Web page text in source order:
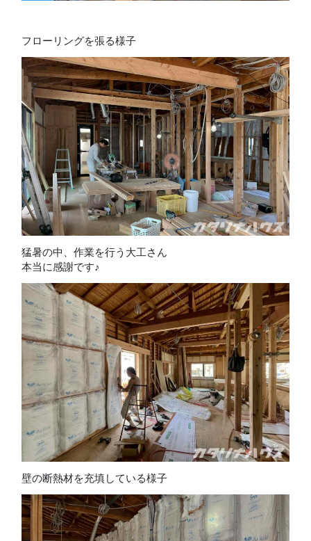
フローリングを張る様子
猛暑の中、作業を行う大工さん
本当に感謝です♪
壁の断熱材を充填している様子